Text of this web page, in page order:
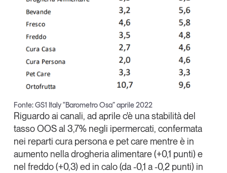
Un anno di
Tendenze2026
Leggi il magazine
Fonte: GS1 Italy “Barometro Osa” aprile 2022
Riguardo ai canali, ad aprile c'è una stabilità del
tasso OOS al 3,7% negli ipermercati, confermata
nei reparti cura persona e pet care mentre è in
aumento nella drogheria alimentare (+0,1 punti) e
nel freddo (+0,3) ed in calo (da -0,1 a -0,2 punti) in